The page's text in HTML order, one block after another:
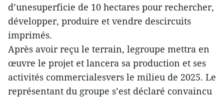
d’unesuperficie de 10 hectares pour rechercher,
développer, produire et vendre descircuits
imprimés.
Après avoir reçu le terrain, legroupe mettra en
œuvre le projet et lancera sa production et ses
activités commercialesvers le milieu de 2025. Le
représentant du groupe s’est déclaré convaincu